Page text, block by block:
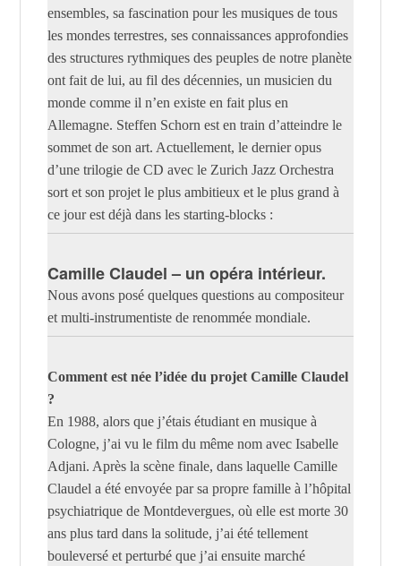
ensembles, sa fascination pour les musiques de tous
les mondes terrestres, ses connaissances approfondies
des structures rythmiques des peuples de notre planète
ont fait de lui, au fil des décennies, un musicien du
monde comme il n’en existe en fait plus en
Allemagne. Steffen Schorn est en train d’atteindre le
sommet de son art. Actuellement, le dernier opus
d’une trilogie de CD avec le Zurich Jazz Orchestra
sort et son projet le plus ambitieux et le plus grand à
ce jour est déjà dans les starting-blocks :
Camille Claudel – un opéra intérieur.
Nous avons posé quelques questions au compositeur
et multi-instrumentiste de renommée mondiale.
Comment est née l’idée du projet Camille Claudel
?
En 1988, alors que j’étais étudiant en musique à
Cologne, j’ai vu le film du même nom avec Isabelle
Adjani. Après la scène finale, dans laquelle Camille
Claudel a été envoyée par sa propre famille à l’hôpital
psychiatrique de Montdevergues, où elle est morte 30
ans plus tard dans la solitude, j’ai été tellement
bouleversé et perturbé que j’ai ensuite marché